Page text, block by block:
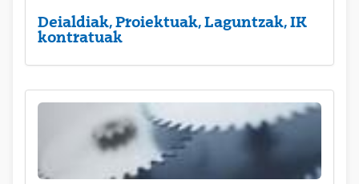
Deialdiak, Proiektuak, Laguntzak, IK
kontratuak